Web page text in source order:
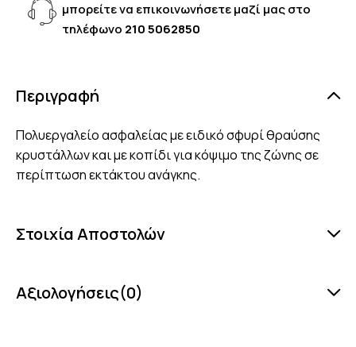
μπορείτε να επικοινωνήσετε μαζί μας στο
τηλέφωνο 210 5062850
Περιγραφή
Πολυεργαλείο ασφαλείας με ειδικό σφυρί θραύσης
κρυστάλλων και με κοπίδι για κόψιμο της ζώνης σε
περίπτωση εκτάκτου ανάγκης.
Στοιχία Αποστολών
Αξιολογήσεις(0)